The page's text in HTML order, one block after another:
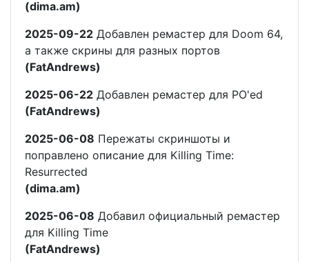
(dima.am)
2025-09-22 Добавлен ремастер для Doom 64,
а также скрины для разных портов
(FatAndrews)
2025-06-22 Добавлен ремастер для PO'ed
(FatAndrews)
2025-06-08 Пережаты скриншоты и
поправлено описание для Killing Time:
Resurrected
(dima.am)
2025-06-08 Добавил официальный ремастер
для Killing Time
(FatAndrews)